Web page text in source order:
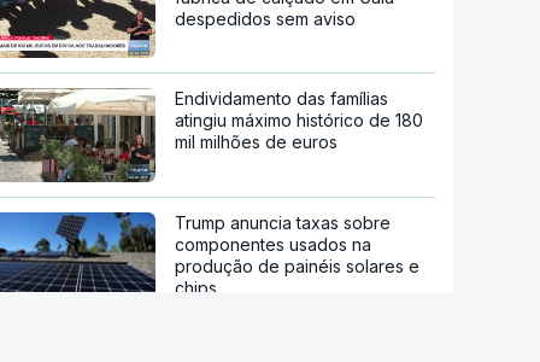
despedidos sem aviso
Endividamento das famílias
atingiu máximo histórico de 180
mil milhões de euros
Trump anuncia taxas sobre
componentes usados na
produção de painéis solares e
chips